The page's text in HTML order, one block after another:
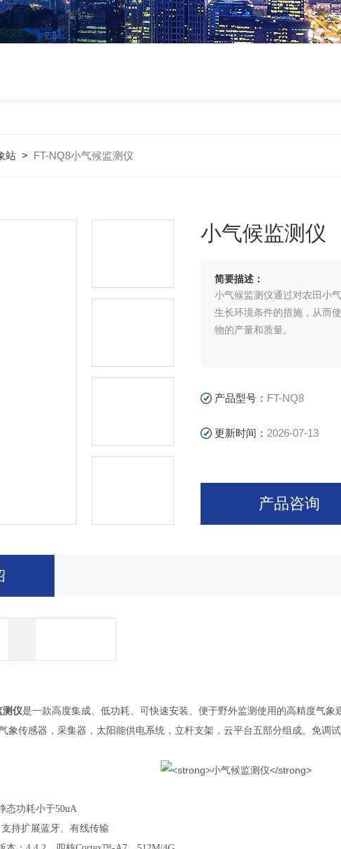
站 > FT-NQ8小气候监测仪
小气候监测仪
简要描述：
小气候监测仪通过对农田小
生长环境条件的措施，从而
物的产量和质量。
产品型号： FT-NQ8
更新时间： 2026-07-13
产品咨询
测仪是一款高度集成、低功耗、可快速安装、便于野外监测使用的高精度气象
象传感器，采集器，太阳能供电系统，立杆支架，云平台五部分组成。免调
态功耗小于50uA
支持扩展蓝牙、有线传输